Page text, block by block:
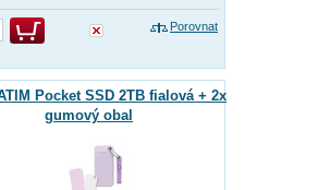
Porovnat
Pocket SSD 2TB fialová + 2x
gumový obal